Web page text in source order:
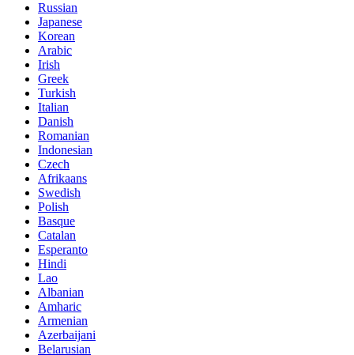
Russian
Japanese
Korean
Arabic
Irish
Greek
Turkish
Italian
Danish
Romanian
Indonesian
Czech
Afrikaans
Swedish
Polish
Basque
Catalan
Esperanto
Hindi
Lao
Albanian
Amharic
Armenian
Azerbaijani
Belarusian